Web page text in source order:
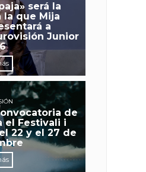
será la
la que Mija
a
Junior
de
el Festivali i
22 y el 27 de